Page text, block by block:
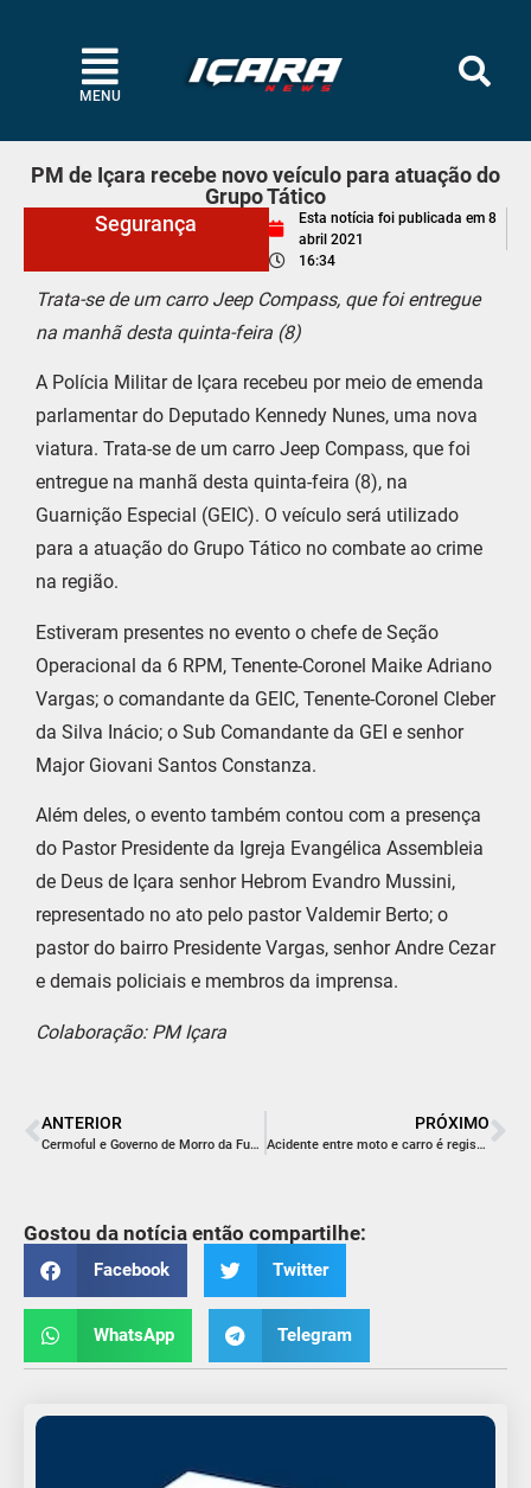
MENU
PM de Içara recebe novo veículo para atuação do
Grupo Tático
Segurança
Esta notícia foi publicada em 8
abril 2021
16:34
Trata-se de um carro Jeep Compass, que foi entregue
na manhã desta quinta-feira (8)
A Polícia Militar de Içara recebeu por meio de emenda
parlamentar do Deputado Kennedy Nunes, uma nova
viatura. Trata-se de um carro Jeep Compass, que foi
entregue na manhã desta quinta-feira (8), na
Guarnição Especial (GEIC). O veículo será utilizado
para a atuação do Grupo Tático no combate ao crime
na região.
Estiveram presentes no evento o chefe de Seção
Operacional da 6 RPM, Tenente-Coronel Maike Adriano
Vargas; o comandante da GEIC, Tenente-Coronel Cleber
da Silva Inácio; o Sub Comandante da GEI e senhor
Major Giovani Santos Constanza.
Além deles, o evento também contou com a presença
do Pastor Presidente da Igreja Evangélica Assembleia
de Deus de Içara senhor Hebrom Evandro Mussini,
representado no ato pelo pastor Valdemir Berto; o
pastor do bairro Presidente Vargas, senhor Andre Cezar
e demais policiais e membros da imprensa.
Colaboração: PM Içara
ANTERIOR
Cermoful e Governo de Morro da Fumaça renovam convênio de iluminação pública
PRÓXIMO
Acidente entre moto e carro é registrado no bairro Presidente Vargas
Gostou da notícia então compartilhe:
Facebook Twitter
WhatsApp Telegram